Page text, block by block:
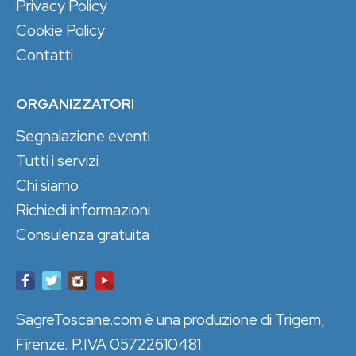
Privacy Policy
Cookie Policy
Contatti
ORGANIZZATORI
Segnalazione eventi
Tutti i servizi
Chi siamo
Richiedi informazioni
Consulenza gratuita
SagreToscane.com è una produzione di Trigem,
Firenze. P.IVA 05722610481.